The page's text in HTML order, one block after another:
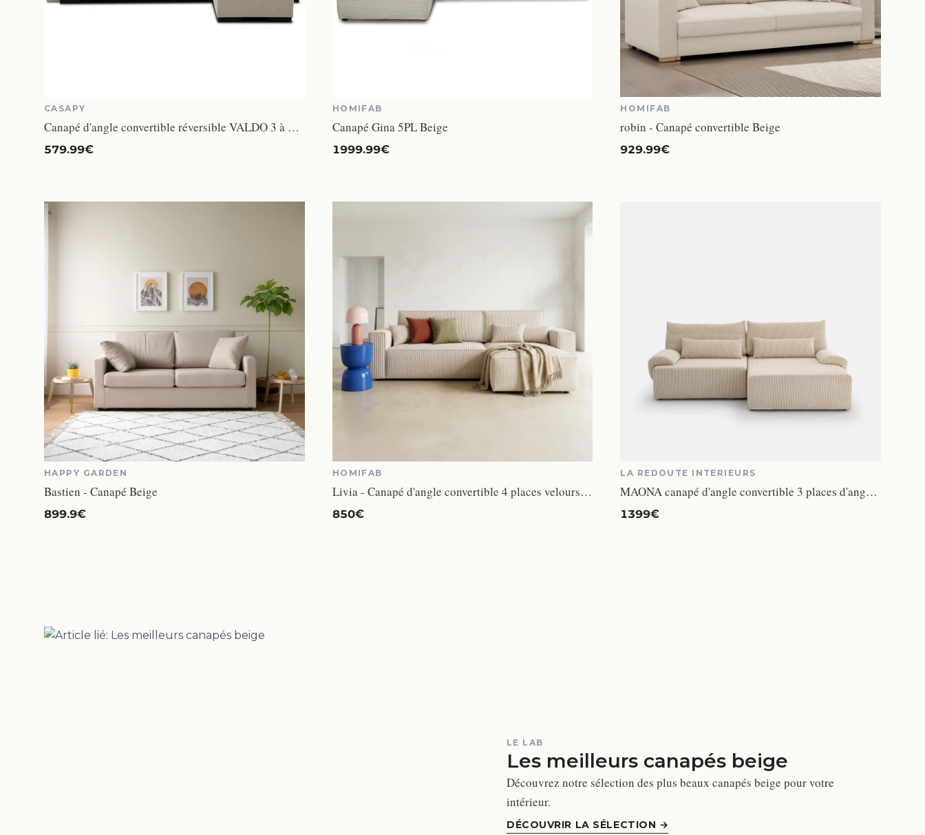
CASAPY
Canapé d'angle convertible réversible VALDO 3 à 4 places - Tissu Beige - Tablette avec USB - Coffre + Pouf - L247xP143xH86 cm
579.99€
HOMIFAB
Canapé Gina 5PL Beige
1999.99€
HOMIFAB
robin - Canapé convertible Beige
929.99€
HAPPY GARDEN
Bastien - Canapé Beige
899.9€
HOMIFAB
Livia - Canapé d'angle convertible 4 places velours côtelé beige
850€
LA REDOUTE INTERIEURS
MAONA canapé d'angle convertible 3 places d'angle convertible avec coffre en velours côtelé beige
1399€
LE LAB
Les meilleurs canapés beige
Découvrez notre sélection des plus beaux canapés beige pour votre
intérieur.
DÉCOUVRIR LA SÉLECTION →